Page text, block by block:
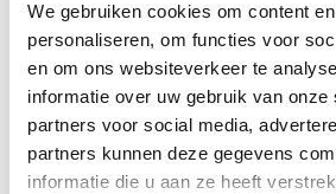
We gebruiken cookies om content
personaliseren, om functies voor
en om ons websiteverkeer te
informatie over uw gebruik van onze
partners voor social media,
partners kunnen deze gegevens
informatie die u aan ze heeft
Application error: a client-side
loadingwww.bariseaumottrie.be(see
more information).